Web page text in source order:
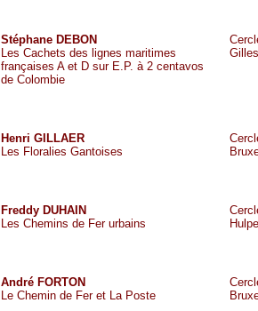
Stéphane DEBON
Les Cachets des lignes maritimes
françaises A et D sur E.P. à 2 centavos
de Colombie
Henri GILLAER
Les Floralies Gantoises
Freddy DUHAIN
Les Chemins de Fer urbains
André FORTON
Le Chemin de Fer et La Poste